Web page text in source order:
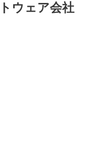
ウェア会社